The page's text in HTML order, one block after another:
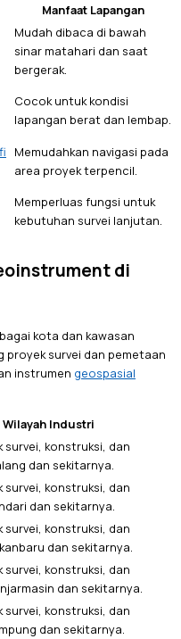
Manfaat Lapangan
Mudah dibaca di bawah
sinar matahari dan saat
bergerak.
Cocok untuk kondisi
lapangan berat dan lembap.
Memudahkan navigasi pada
area proyek terpencil.
Memperluas fungsi untuk
kebutuhan survei lanjutan.
di
kota dan kawasan
proyek survei dan pemetaan
instrumen geospasial
Wilayah Industri
survei, konstruksi, dan
dan sekitarnya.
survei, konstruksi, dan
dan sekitarnya.
survei, konstruksi, dan
dan sekitarnya.
survei, konstruksi, dan
dan sekitarnya.
survei, konstruksi, dan
dan sekitarnya.